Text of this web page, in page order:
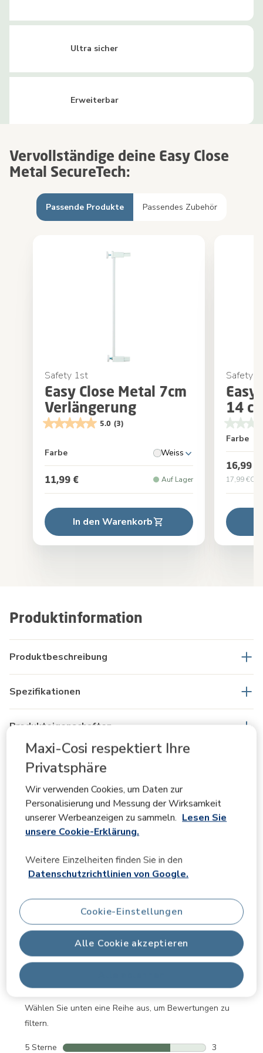
Maxi-Cosi respektiert Ihre
Privatsphäre
Wir verwenden Cookies, um Daten zur
Personalisierung und Messung der Wirksamkeit
unserer Werbeanzeigen zu sammeln. Lesen Sie
unsere Cookie-Erklärung.
Weitere Einzelheiten finden Sie in den
Datenschutzrichtlinien von Google.
Alle Cookie akzeptieren
Cookie-Einstellungen
Produktinformation
Produktbeschreibung
Spezifikationen
Produkteigenschaften
Produktsicherheit & Anleitungen
FAQs
Ultra sicher
Erweiterbar
Vervollständige deine Easy Close
Metal SecureTech:
Passende Produkte Passendes Zubehör
Safety 1st
Easy Close Metal 7cm
Verlängerung
5.0 (3)
Farbe Weiss
11,99 € Auf Lager
In den Warenkorb
Safety
Easy
14
Farbe
16,99 €
17,99 €
Beurteilungsüberblick
Wählen Sie unten eine Reihe aus, um Bewertungen zu
filtern.
5 Sterne Sterne
3
Gesamtbewertung
4.8
4 Bewertungen